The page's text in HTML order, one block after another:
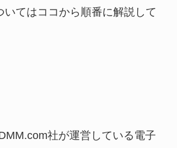
いてはココから順番に解説して
社が運営している電子